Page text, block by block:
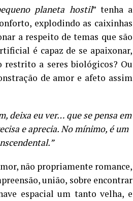
planeta hostil” tenha a
explodindo as caixinhas
a respeito de temas que são
é capaz de se apaixonar,
restrito a seres biológicos? Ou
de amor e afeto assim
deixa eu ver… que se pensa em
e aprecia. No mínimo, é um
não propriamente romance,
união, sobre encontrar
espacial um tanto velha, e